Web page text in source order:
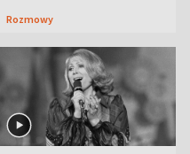
Rozmowy